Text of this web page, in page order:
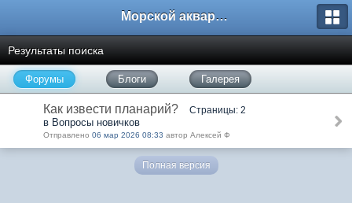
Морской аквариум. Форумы ReefCentral.ru
Результаты поиска
Форумы Блоги Галерея
Как извести планарий? Страницы: 2
в Вопросы новичков
Отправлено 06 мар 2026 08:33 автор Алексей Ф
Полная версия